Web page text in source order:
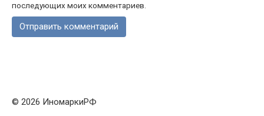
последующих моих комментариев.
© 2026 ИномаркиРФ